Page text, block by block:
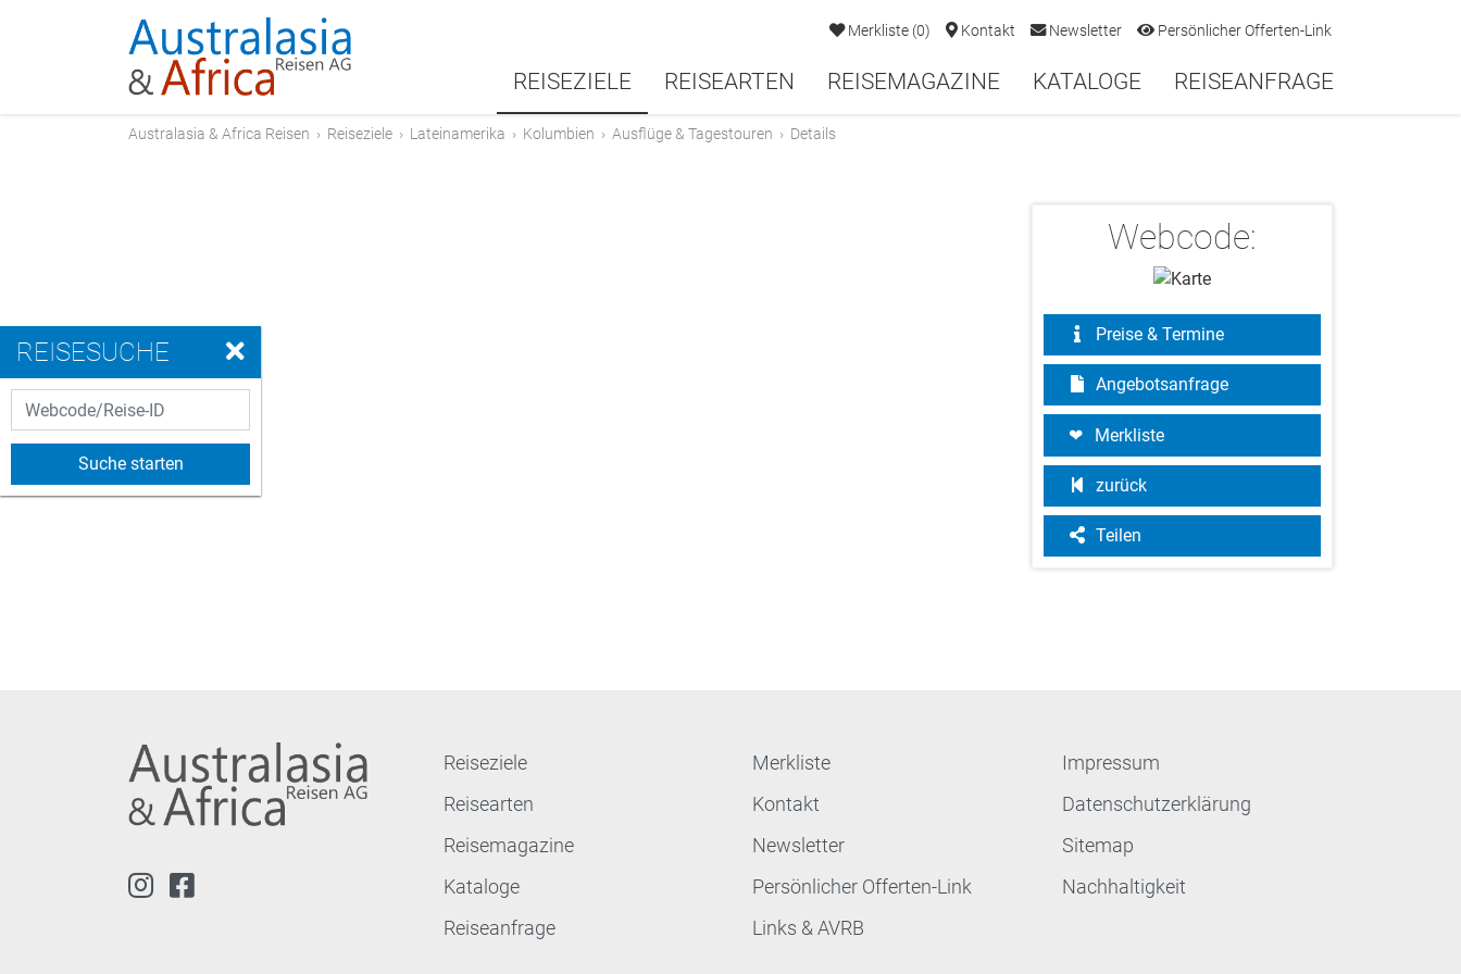
Merkliste (0) Kontakt Newsletter Persönlicher Offerten-Link
REISEZIELE REISEARTEN REISEMAGAZINE KATALOGE REISEANFRAGE
Australasia & Africa Reisen › Reiseziele › Lateinamerika › Kolumbien › Ausflüge & Tagestouren › Details
Webcode:
Preise & Termine
Angebotsanfrage
Merkliste
zurück
Teilen
Reiseziele
Reisearten
Reisemagazine
Kataloge
Reiseanfrage
Merkliste
Kontakt
Newsletter
Persönlicher Offerten-Link
Links & AVRB
Impressum
Datenschutzerklärung
Sitemap
Nachhaltigkeit
REISESUCHE
Suche starten